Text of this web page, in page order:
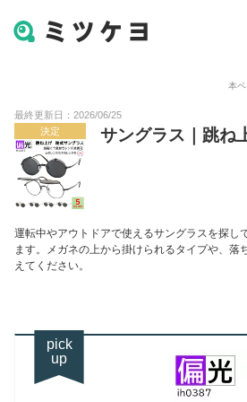
本
最終更新日：2026/06/25
決定
サングラス｜跳ね
運転中やアウトドアで使えるサングラスを探
ます。メガネの上から掛けられるタイプや、
えてください。
pick
up